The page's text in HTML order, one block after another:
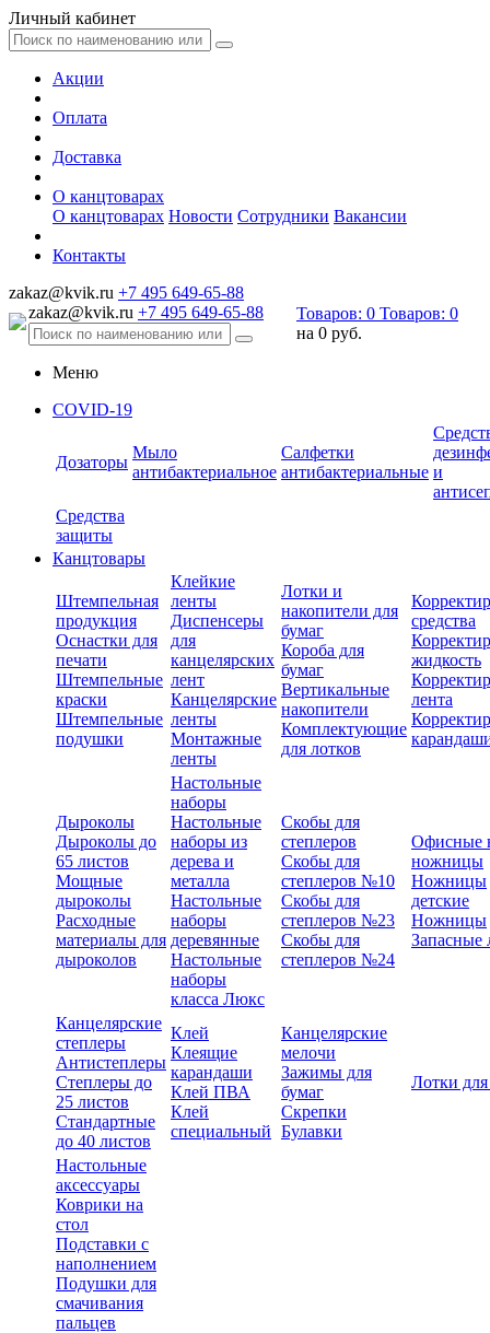
Личный кабинет
Акции
Оплата
Доставка
О канцтоварах
О канцтоварах Новости Сотрудники Вакансии
Контакты
zakaz@kvik.ru +7 495 649-65-88
zakaz@kvik.ru +7 495 649-65-88 Товаров: 0 Товаров: 0
на 0 руб.
Меню
COVID-19
Дозаторы
Мыло
антибактериальное
Салфетки
антибактериальные и
Средства
защиты
Канцтовары
Штемпельная
продукция
Оснастки для
печати
Штемпельные
краски
Штемпельные
подушки
Клейкие
ленты
Диспенсеры
для
канцелярских
лент
Канцелярские
ленты
Монтажные
ленты
Лотки и
накопители для
бумаг
Короба для
бумаг
Вертикальные
накопители
Комплектующие
для лотков
средства
жидкость
лента
Дыроколы
Дыроколы до
65 листов
Мощные
дыроколы
Расходные
материалы для
дыроколов
Настольные
наборы
Настольные
наборы из
дерева и
металла
Настольные
наборы
деревянные
Настольные
наборы
класса Люкс
Скобы для
степлеров
Скобы для
степлеров №10
Скобы для
степлеров №23
Скобы для
степлеров №24
Офисные
ножницы
Ножницы
детские
Ножницы
Запасные
Канцелярские
степлеры
Антистеплеры
Степлеры до
25 листов
Стандартные
до 40 листов
Клей
Клеящие
карандаши
Клей ПВА
Клей
специальный
Канцелярские
мелочи
Зажимы для
бумаг
Скрепки
Булавки
Лотки
Настольные
аксессуары
Коврики на
стол
Подставки с
наполнением
Подушки для
смачивания
пальцев